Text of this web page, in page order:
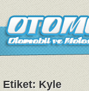
Etiket: Kyle